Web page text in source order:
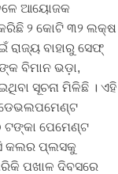
ଆୟୋଜକ
କରିଛି ୨ କୋଟି ୩୨ ଲକ୍ଷ
ରାଜ୍ୟ ବାହାରୁ ସେଫ୍
ବିମାନ ଭଡ଼ା,
ସୂଚନା ମିଳିଛି । ଏହି
ଟଙ୍କା ପେମେଣ୍ଟ
କଲର ପ୍ଲସକୁ
ପଖାଳ ଦିବସରେ